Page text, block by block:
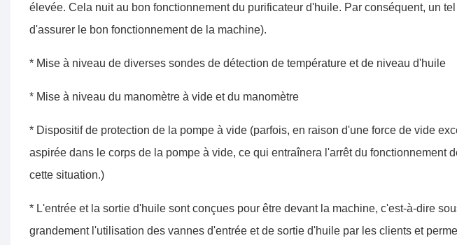
élevée. Cela nuit au bon fonctionnement du purificateur d'huile. Par conséquent, un
d'assurer le bon fonctionnement de la machine).
* Mise à niveau de diverses sondes de détection de température et de niveau d'huile
* Mise à niveau du manomètre à vide et du manomètre
* Dispositif de protection de la pompe à vide (parfois, en raison d'une force de vide
aspirée dans le corps de la pompe à vide, ce qui entraînera l'arrêt du fonctionnement
cette situation.)
* L'entrée et la sortie d'huile sont conçues pour être devant la machine, c'est-à-dire
grandement l'utilisation des vannes d'entrée et de sortie d'huile par les clients et